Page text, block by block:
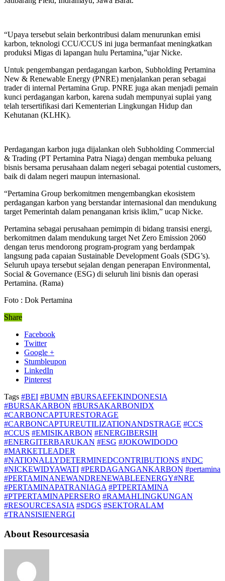
“Upaya tersebut selain berkontribusi dalam menurunkan emisi
karbon, teknologi CCU/CCUS ini juga bermanfaat meningkatkan
produksi Migas di lapangan hulu Pertamina,”ujar Nicke.
Untuk pengembangan perdagangan karbon, Subholding Pertamina
New & Renewable Energy (PNRE) menjalankan peran sebagai
trader di internal Pertamina Grup. PNRE juga akan menjadi pemain
kunci perdagangan karbon, karena sudah mempunyai suplai yang
telah tersertifikasi dari Kementerian Lingkungan Hidup dan
Kehutanan (KLHK).
Perdagangan karbon juga dijalankan oleh Subholding Commercial
& Trading (PT Pertamina Patra Niaga) dengan membuka peluang
bisnis bersama perusahaan dalam negeri sebagai potential customers,
baik di dalam negeri maupun internasional.
“Pertamina Group berkomitmen mengembangkan ekosistem
perdagangan karbon yang berstandar internasional dan mendukung
target Pemerintah dalam penanganan krisis iklim,” ucap Nicke.
Pertamina sebagai perusahaan pemimpin di bidang transisi energi,
berkomitmen dalam mendukung target Net Zero Emission 2060
dengan terus mendorong program-program yang berdampak
langsung pada capaian Sustainable Development Goals (SDG’s).
Seluruh upaya tersebut sejalan dengan penerapan Environmental,
Social & Governance (ESG) di seluruh lini bisnis dan operasi
Pertamina. (Rama)
Foto : Dok Pertamina
Share
Facebook
Twitter
Google +
Stumbleupon
LinkedIn
Pinterest
Tags #BEI #BUMN #BURSAEFEKINDONESIA
#BURSAKARBON #BURSAKARBONIDX
#CARBONCAPTURESTORAGE
#CARBONCAPTUREUTILIZATIONANDSTRAGE #CCS
#CCUS #EMISIKARBON #ENERGIBERSIH
#ENERGITERBARUKAN #ESG #JOKOWIDODO
#MARKETLEADER
#NATIONALLYDETERMINEDCONTRIBUTIONS #NDC
#NICKEWIDYAWATI #PERDAGANGANKARBON #pertamina
#PERTAMINANEWANDRENEWABLEENERGY#NRE
#PERTAMINAPATRANIAGA #PTPERTAMINA
#PTPERTAMINAPERSERO #RAMAHLINGKUNGAN
#RESOURCESASIA #SDGS #SEKTORALAM
#TRANSISIENERGI
About Resourcesasia